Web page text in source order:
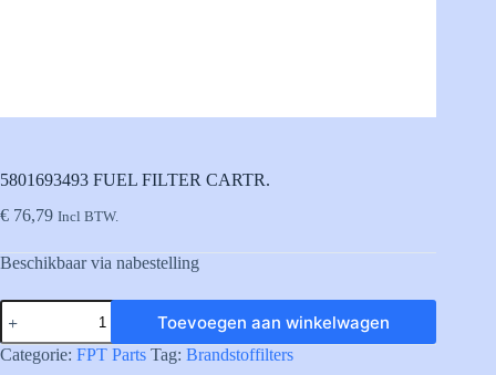
5801693493 FUEL FILTER CARTR.
€ 76,79 Incl BTW.
Beschikbaar via nabestelling
5801693493
FUEL
FILTER
CARTR.
Toevoegen aan winkelwagen
Categorie: FPT Parts Tag: Brandstoffilters